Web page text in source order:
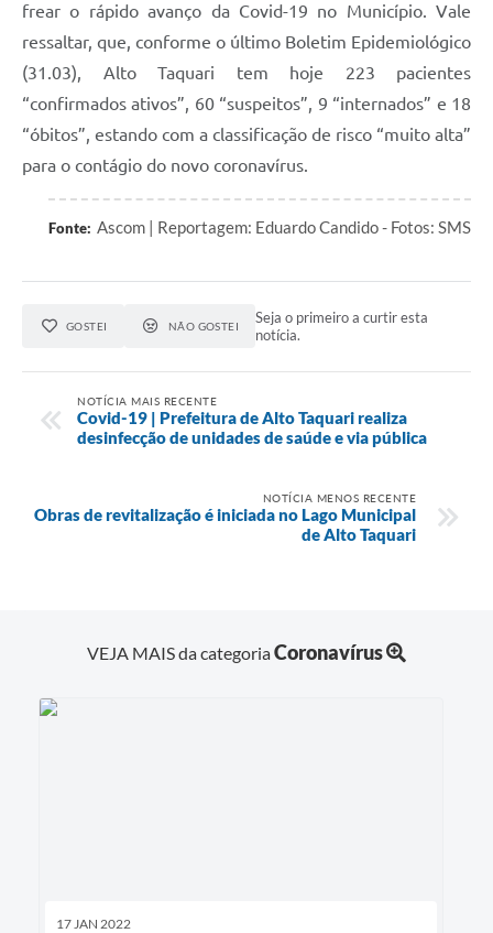
frear o rápido avanço da Covid-19 no Município. Vale
ressaltar, que, conforme o último Boletim Epidemiológico
(31.03), Alto Taquari tem hoje 223 pacientes
“confirmados ativos”, 60 “suspeitos”, 9 “internados” e 18
“óbitos”, estando com a classificação de risco “muito alta”
para o contágio do novo coronavírus.
Fonte: Ascom | Reportagem: Eduardo Candido - Fotos: SMS
GOSTEI NÃO GOSTEI
Seja o primeiro a curtir esta
notícia.
NOTÍCIA MAIS RECENTE
Covid-19 | Prefeitura de Alto Taquari realiza
desinfecção de unidades de saúde e via pública
NOTÍCIA MENOS RECENTE
Obras de revitalização é iniciada no Lago Municipal
de Alto Taquari
VEJA MAIS da categoriaCoronavírus
17 JAN 2022